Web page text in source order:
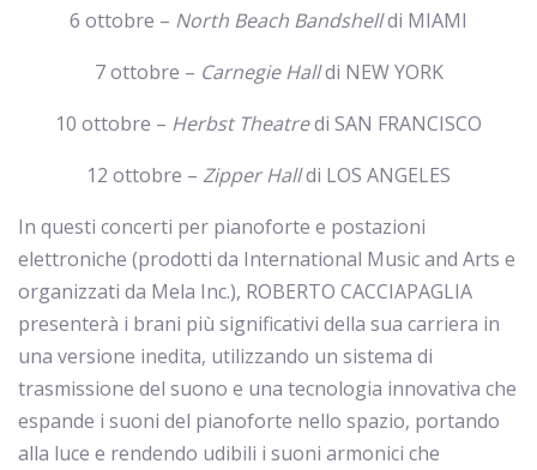
6 ottobre – North Beach Bandshelldi MIAMI
7 ottobre – Carnegie Halldi NEW YORK
10 ottobre – Herbst Theatredi SAN FRANCISCO
12 ottobre – Zipper Halldi LOS ANGELES
In questi concerti per pianoforte e postazioni
elettroniche (prodotti da International Music and Arts e
organizzati da Mela Inc.), ROBERTO CACCIAPAGLIA
presenterà i brani più significativi della sua carriera in
una versione inedita, utilizzando un sistema di
trasmissione del suono e una tecnologia innovativa che
espande i suoni del pianoforte nello spazio, portando
alla luce e rendendo udibili i suoni armonici che